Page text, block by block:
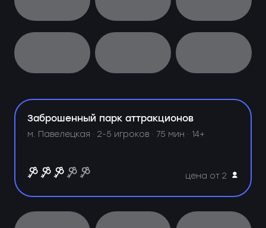
Заброшенный парк аттракционов
м. Павелецкая ·2-5 игроков · 75 мин · 14+
цена от 2